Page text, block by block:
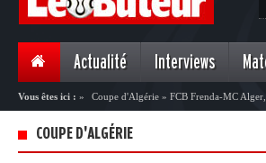
Actualité Interviews
Vous êtes ici : » Coupe d'Algérie » FCB Frenda-MC
COUPE D'ALGÉRIE